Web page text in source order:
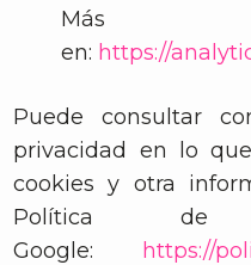
Más
en: https://
Puede consultar
privacidad en lo
cookies y otra
Política de
Google:
https://